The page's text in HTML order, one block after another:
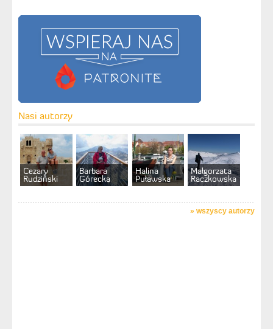
Nasi autorzy
Cezary
Rudziński
Barbara
Górecka
Halina
Puławska
Małgorzata
Raczkowska
» wszyscy autorzy